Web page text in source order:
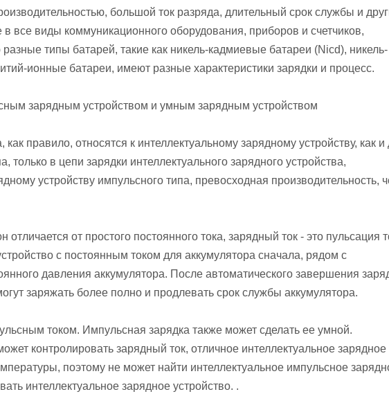
большой ток разряда, длительный срок службы и
все виды коммуникационного оборудования, приборов и счетчиков,
типы батарей, такие как никель-кадмиевые батареи (Nicd), никель-
ионные батареи, имеют разные характеристики зарядки и процесс.
зарядным устройством и умным зарядным устройством
правило, относятся к интеллектуальному зарядному устройству, как и
только в цепи зарядки интеллектуального зарядного устройства,
устройству импульсного типа, превосходная производительность,
от простого постоянного тока, зарядный ток - это пульсация
с постоянным током для аккумулятора сначала, рядом с
давления аккумулятора. После автоматического завершения
заряжать более полно и продлевать срок службы аккумулятора.
током. Импульсная зарядка также может сделать ее умной.
контролировать зарядный ток, отличное интеллектуальное зарядное
поэтому не может найти интеллектуальное импульсное
интеллектуальное зарядное устройство. .